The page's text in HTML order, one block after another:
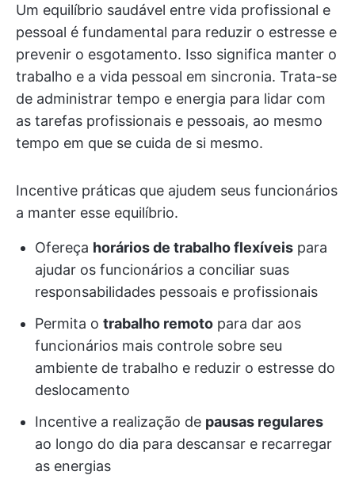
Um equilíbrio saudável entre vida profissional e
pessoal é fundamental para reduzir o estresse e
prevenir o esgotamento. Isso significa manter o
trabalho e a vida pessoal em sincronia. Trata-se
de administrar tempo e energia para lidar com
as tarefas profissionais e pessoais, ao mesmo
tempo em que se cuida de si mesmo.
Incentive práticas que ajudem seus funcionários
a manter esse equilíbrio.
Ofereça horários de trabalho flexíveis para
ajudar os funcionários a conciliar suas
responsabilidades pessoais e profissionais
Permita o trabalho remoto para dar aos
funcionários mais controle sobre seu
ambiente de trabalho e reduzir o estresse do
deslocamento
Incentive a realização de pausas regulares
ao longo do dia para descansar e recarregar
as energias